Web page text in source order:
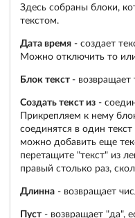
Здесь собраны блоки,
текстом.
Дата время - создает
Можно отключить то
Блок текст - возвращает
Создать текст из -
Прикрепляем к нему
соединятся в один
можно добавить еще
перетащите "текст" из
правый столько раз,
Длинна - возвращает
Пуст - возвращает "да",